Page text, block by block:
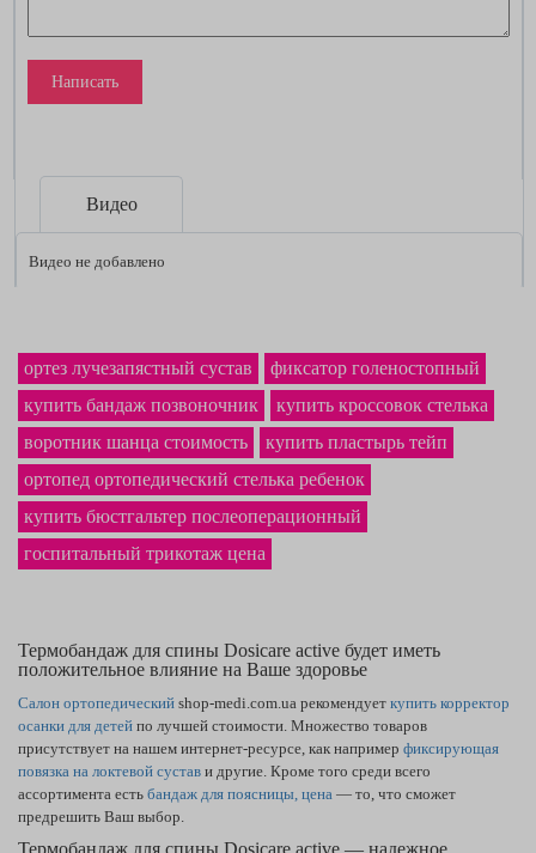
Написать
Видео
Видео не добавлено
ортез лучезапястный сустав
фиксатор голеностопный
купить бандаж позвоночник
купить кроссовок стелька
воротник шанца стоимость
купить пластырь тейп
ортопед ортопедический стелька ребенок
купить бюстгальтер послеоперационный
госпитальный трикотаж цена
Термобандаж для спины Dosicare active будет иметь
положительное влияние на Ваше здоровье
Салон ортопедический shop-medi.com.ua рекомендует купить корректор
осанки для детей по лучшей стоимости. Множество товаров
присутствует на нашем интернет-ресурсе, как например фиксирующая
повязка на локтевой сустав и другие. Кроме того среди всего
ассортимента есть бандаж для поясницы, цена — то, что сможет
предрешить Ваш выбор.
Термобандаж для спины Dosicare active — надежное